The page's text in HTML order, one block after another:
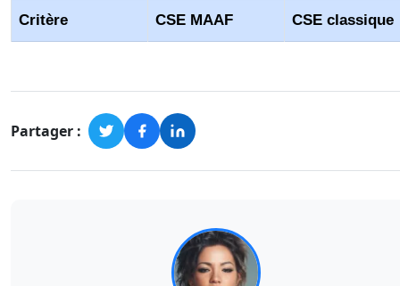
Critère CSE MAAF CSE classique
Partager :